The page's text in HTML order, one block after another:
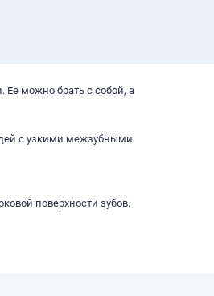
можно брать с собой, а
с узкими межзубными
поверхности зубов.